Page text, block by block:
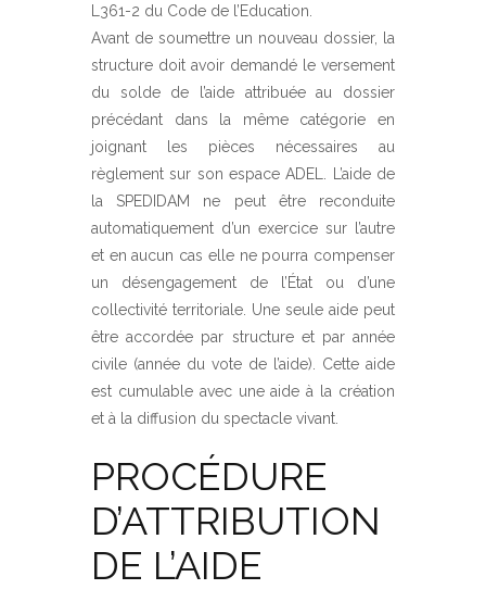
L361-2 du Code de l’Education.
Avant de soumettre un nouveau dossier, la
structure doit avoir demandé le versement
du solde de l’aide attribuée au dossier
précédant dans la même catégorie en
joignant les pièces nécessaires au
règlement sur son espace ADEL. L’aide de
la SPEDIDAM ne peut être reconduite
automatiquement d’un exercice sur l’autre
et en aucun cas elle ne pourra compenser
un désengagement de l’État ou d’une
collectivité territoriale. Une seule aide peut
être accordée par structure et par année
civile (année du vote de l’aide). Cette aide
est cumulable avec une aide à la création
et à la diffusion du spectacle vivant.
PROCÉDURE
D’ATTRIBUTION
DE L’AIDE